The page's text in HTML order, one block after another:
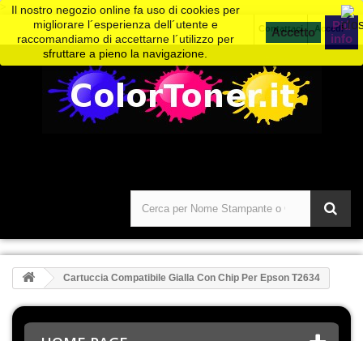
Accedi
Contattaci
Il nostro negozio online fa uso di cookies per
migliorare l´esperienza dell´utente e
raccomandiamo di accettarne l´utilizzo per
sfruttare a pieno la navigazione.
Piú
info
Cartuccia Compatibile Gialla Con Chip Per Epson T2634